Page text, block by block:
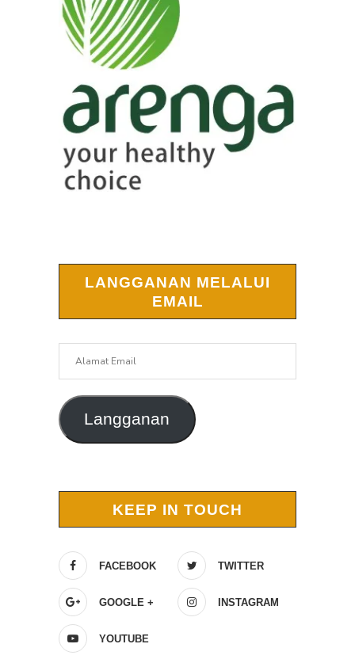
LANGGANAN MELALUI
EMAIL
Langganan
KEEP IN TOUCH
FACEBOOK TWITTER
GOOGLE + INSTAGRAM
YOUTUBE